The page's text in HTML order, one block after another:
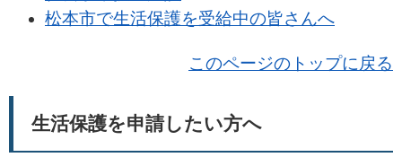
松本市で生活保護を受給中の皆さんへ
このページのトップに戻る
生活保護を申請したい方へ